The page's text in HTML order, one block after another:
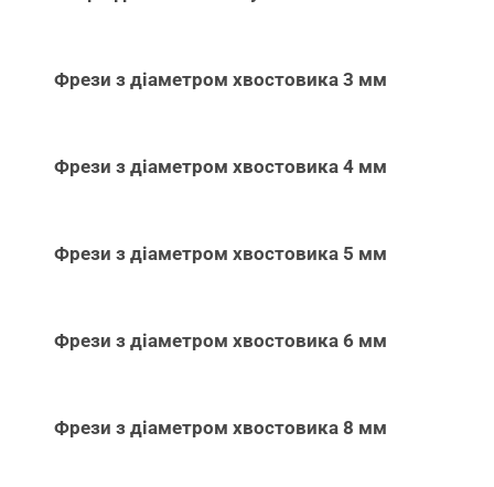
Фрези з діаметром хвостовика 3 мм
Фрези з діаметром хвостовика 4 мм
Фрези з діаметром хвостовика 5 мм
Фрези з діаметром хвостовика 6 мм
Фрези з діаметром хвостовика 8 мм